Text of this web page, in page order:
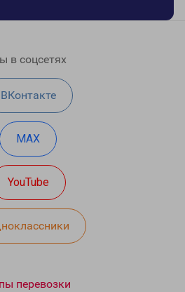
в соцсетях
ВКонтакте
MAX
YouTube
перевозки